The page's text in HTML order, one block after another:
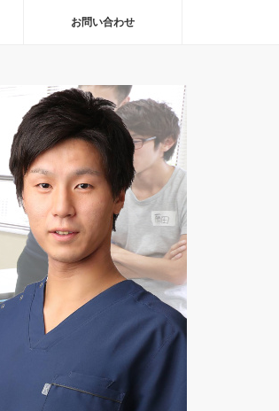
お問い合わせ